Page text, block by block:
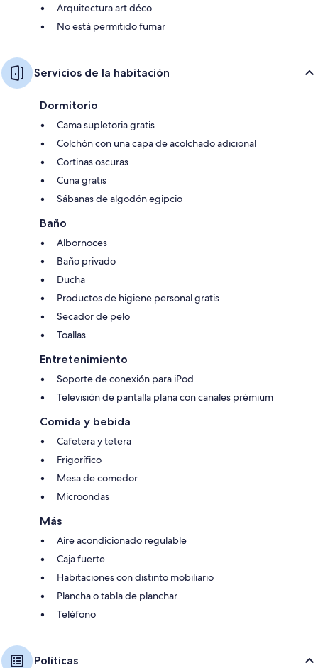
Arquitectura art déco
No está permitido fumar
Servicios de la habitación
Dormitorio
Cama supletoria gratis
Colchón con una capa de acolchado adicional
Cortinas oscuras
Cuna gratis
Sábanas de algodón egipcio
Baño
Albornoces
Baño privado
Ducha
Productos de higiene personal gratis
Secador de pelo
Toallas
Entretenimiento
Soporte de conexión para iPod
Televisión de pantalla plana con canales prémium
Comida y bebida
Cafetera y tetera
Frigorífico
Mesa de comedor
Microondas
Más
Aire acondicionado regulable
Caja fuerte
Habitaciones con distinto mobiliario
Plancha o tabla de planchar
Teléfono
Políticas